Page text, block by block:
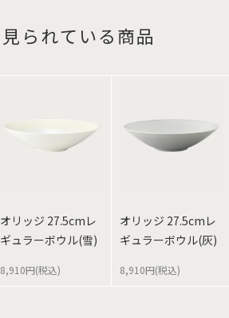
られている商品
オリッジ 27.5cmレ
ギュラーボウル(雪)
8,910円(税込)
オリッジ 27.5cmレ
ギュラーボウル(灰)
8,910円(税込)